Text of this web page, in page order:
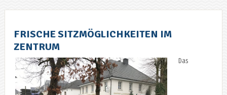
FRISCHE SITZMÖGLICHKEITEN IM
ZENTRUM
Das